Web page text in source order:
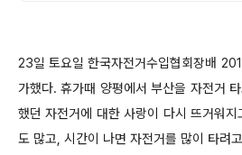
23일 토요일 한국자전거수입협회장배
가했다. 휴가때 양평에서 부산을 자전거
했던 자전거에 대한 사랑이 다시 뜨거워
도 많고, 시간이 나면 자전거를 많이 타려